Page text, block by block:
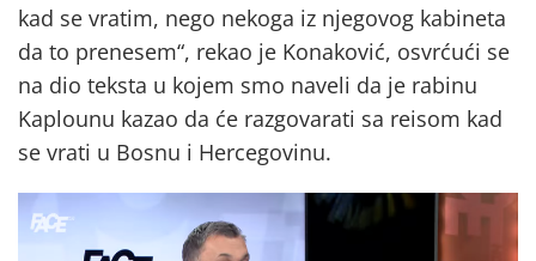
kad se vratim, nego nekoga iz njegovog kabineta
da to prenesem“, rekao je Konaković, osvrćući se
na dio teksta u kojem smo naveli da je rabinu
Kaplounu kazao da će razgovarati sa reisom kad
se vrati u Bosnu i Hercegovinu.